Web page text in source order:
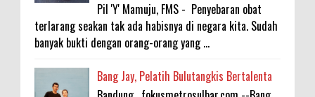
Pil 'Y' Mamuju, FMS - Penyebaran obat
terlarang seakan tak ada habisnya di negara kita. Sudah
banyak bukti dengan orang-orang yang ...
Bang Jay, Pelatih Bulutangkis Bertalenta